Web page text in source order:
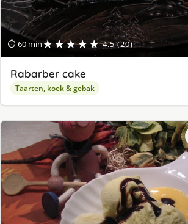
⏱ 60 min★★★★★ 4.5 (20)
Rabarber cake
Taarten, koek & gebak